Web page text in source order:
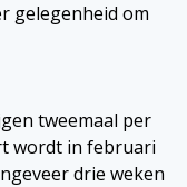
gelegenheid om
tweemaal per
wordt in februari
drie weken